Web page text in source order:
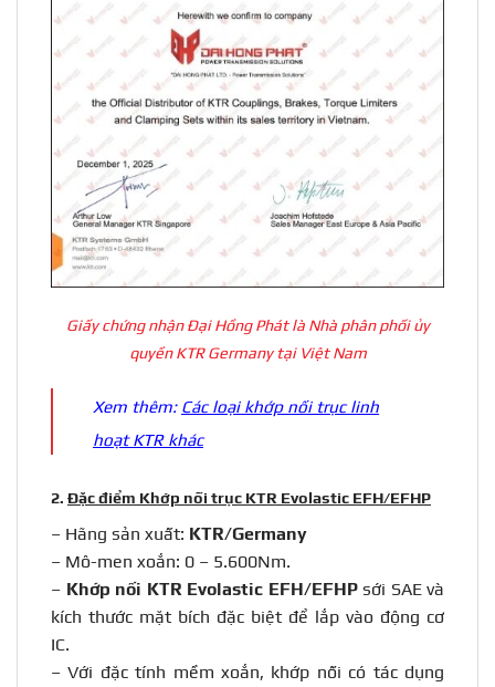
Giấy chứng nhận Đại Hồng Phát là Nhà phân phối ủy
quyền KTR Germany tại Việt Nam
Xem thêm: Các loại khớp nối trục linh
hoạt KTR khác
2. Đặc điểm Khớp nối trục KTR Evolastic EFH/EFHP
– Hãng sản xuất: KTR/Germany
– Mô-men xoắn: 0 – 5.600Nm.
– Khớp nối KTR Evolastic EFH/EFHPsới SAE và
kích thước mặt bích đặc biệt để lắp vào động cơ
IC.
– Với đặc tính mềm xoắn, khớp nối có tác dụng